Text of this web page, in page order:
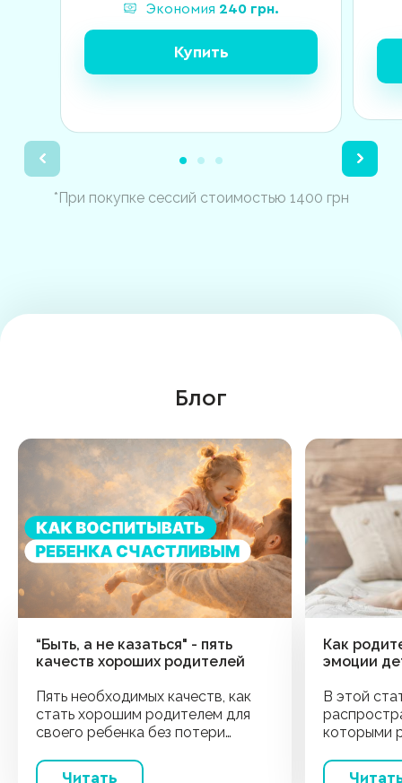
Экономия 240 грн.
Купить
*При покупке сессий стоимостью 1400 грн
Блог
“Быть, а не казаться" - пять
качеств хороших родителей
Пять необходимых качеств, как
стать хорошим родителем для
своего ребенка без потери
как воспитать детей и не терять
Читать
Как
эмоции
В этой
которыми